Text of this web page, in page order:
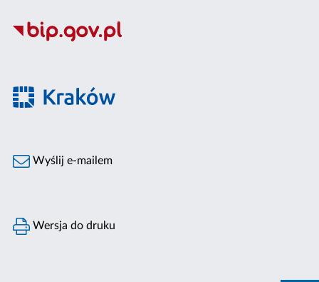
Wyślij e-mailem
Wersja do druku